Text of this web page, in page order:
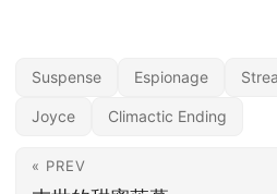
Suspense Espionage
Joyce Climactic Ending
« PREV